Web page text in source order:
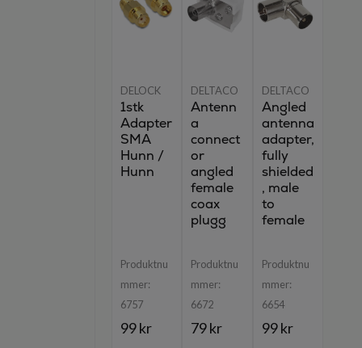
DELOCK
1stk
Adapter
SMA
Hunn /
Hunn
Produktnu
mmer:
6757
99 kr
DELTACO
Antenn
a
connect
or
angled
female
coax
plugg
Produktnu
mmer:
6672
79 kr
DELTACO
Angled
antenna
adapter,
fully
shielded
, male
to
female
Produktnu
mmer:
6654
99 kr